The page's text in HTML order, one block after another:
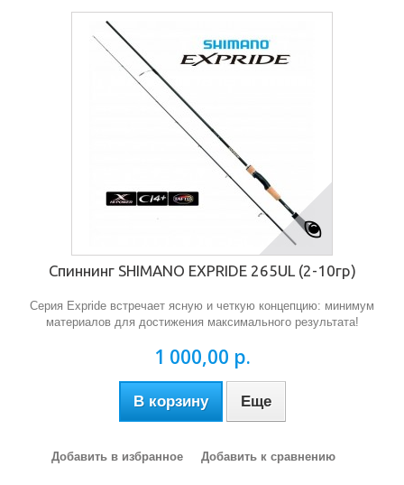
Спиннинг SHIMANO EXPRIDE 265UL (2-10гр)
Серия Expride встречает ясную и четкую концепцию: минимум
материалов для достижения максимального результата!
1 000,00 р.
В корзину Еще
Добавить в избранное Добавить к сравнению